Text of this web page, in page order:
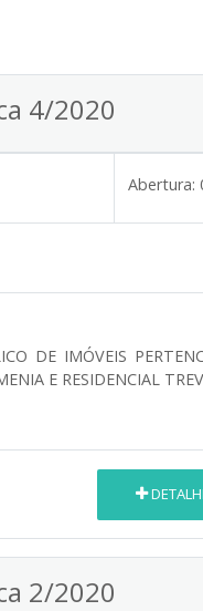
4/2020
Abertura:
DE IMÓVEIS
E RESIDENCIAL
2/2020